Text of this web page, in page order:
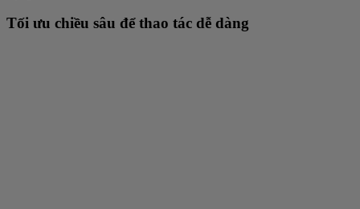
Tối ưu chiều sâu để thao tác dễ dàng